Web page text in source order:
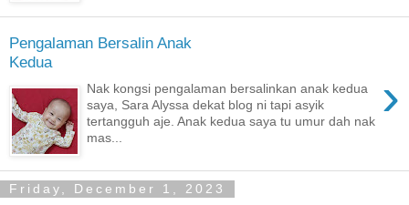
Pengalaman Bersalin Anak
Kedua
›
Nak kongsi pengalaman bersalinkan anak kedua
saya, Sara Alyssa dekat blog ni tapi asyik
tertangguh aje. Anak kedua saya tu umur dah nak
mas...
Friday, December 1, 2023